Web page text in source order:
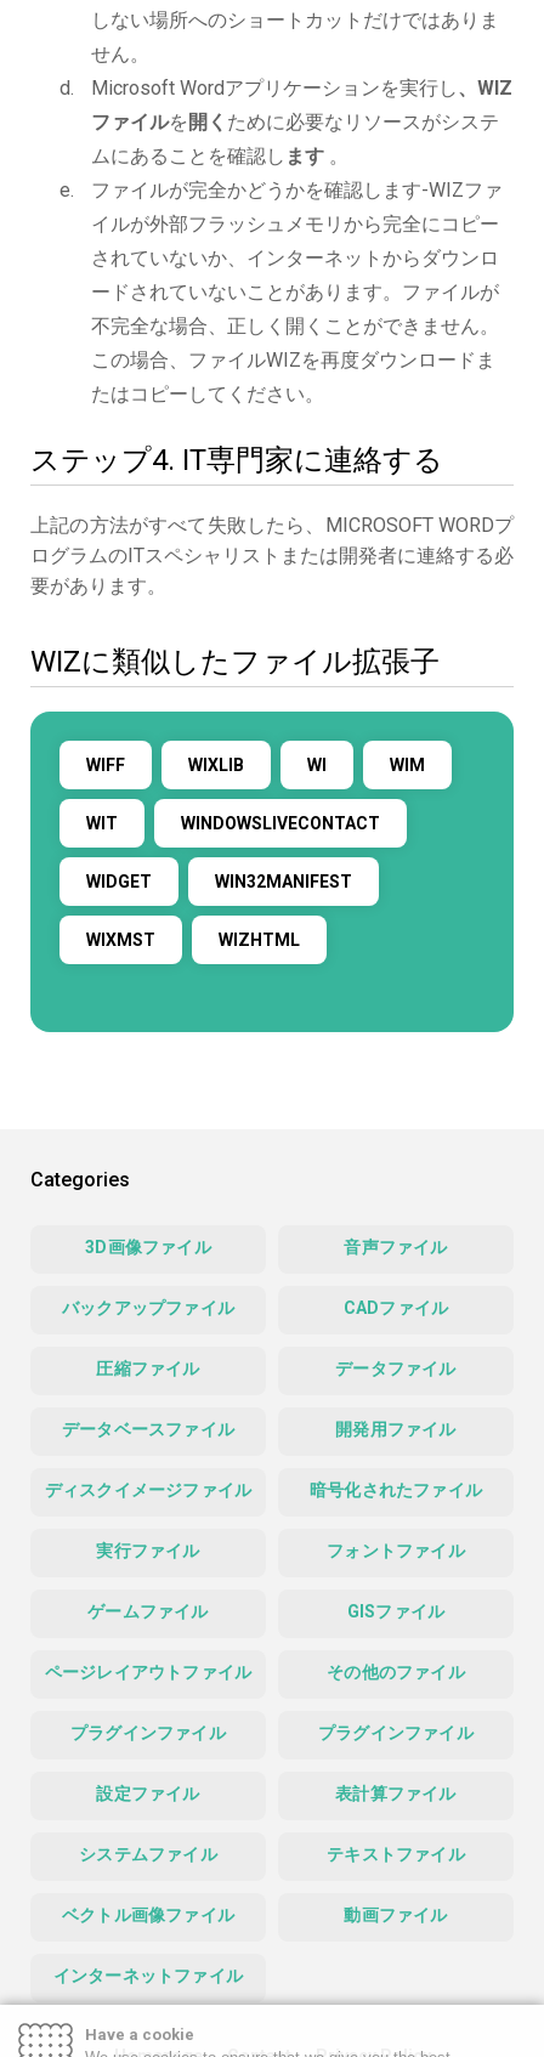
しない場所へのショートカットだけではありま
せん。
Microsoft Wordアプリケーションを実行し、WIZ
ファイルを 開く ために必要なリソースがシステ
ムにあることを確認し ます 。
ファイルが完全かどうかを確認します-WIZファ
イルが外部フラッシュメモリから完全にコピー
されていないか、インターネットからダウンロ
ードされていないことがあります。ファイルが
不完全な場合、正しく開くことができません。
この場合、ファイルWIZを再度ダウンロードま
たはコピーしてください。
ステップ4. IT専門家に連絡する
上記の方法がすべて失敗したら、MICROSOFT WORDプ
ログラムのITスペシャリストまたは開発者に連絡する必
要があります。
WIZに類似したファイル拡張子
WIFF WIXLIB WI WIM
WIT WINDOWSLIVECONTACT
WIDGET WIN32MANIFEST
WIXMST WIZHTML
Categories
3D画像ファイル 音声ファイル
バックアップファイル CADファイル
圧縮ファイル データファイル
データベースファイル 開発用ファイル
ディスクイメージファイル 暗号化されたファイル
実行ファイル フォントファイル
ゲームファイル GISファイル
ページレイアウトファイル その他のファイル
プラグインファイル プラグインファイル
設定ファイル 表計算ファイル
システムファイル テキストファイル
ベクトル画像ファイル 動画ファイル
インターネットファイル
Have a cookie